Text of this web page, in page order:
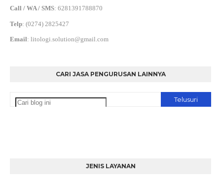
Call / WA / SMS: 6281391788870
Telp: (0274) 2825427
Email: litologi.solution@gmail.com
CARI JASA PENGURUSAN LAINNYA
JENIS LAYANAN